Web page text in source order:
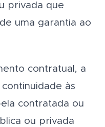
privada que
uma garantia ao
contratual, a
às
contratada ou
ou privada